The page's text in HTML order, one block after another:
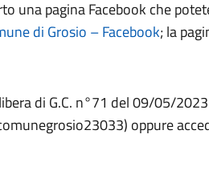
una pagina Facebook che
di Grosio – Facebook; la
di G.C. n°71 del 09/05/
oppure